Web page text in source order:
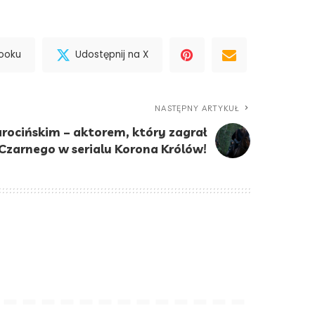
Udostępnij na X
NASTĘPNY ARTYKUŁ
– aktorem, który zagrał
w serialu Korona Królów!